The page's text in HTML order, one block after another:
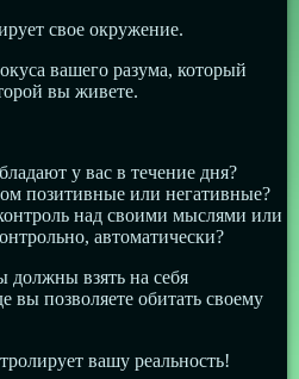
свое окружение.
вашего разума, который
вы живете.
у вас в течение дня?
позитивные или негативные?
над своими мыслями или
автоматически?
должны взять на себя
вы позволяете обитать своему
вашу реальность!